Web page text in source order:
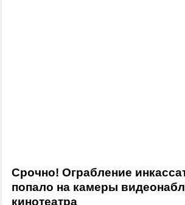
Срочно! Ограбление
попало на камеры
кинотеатра